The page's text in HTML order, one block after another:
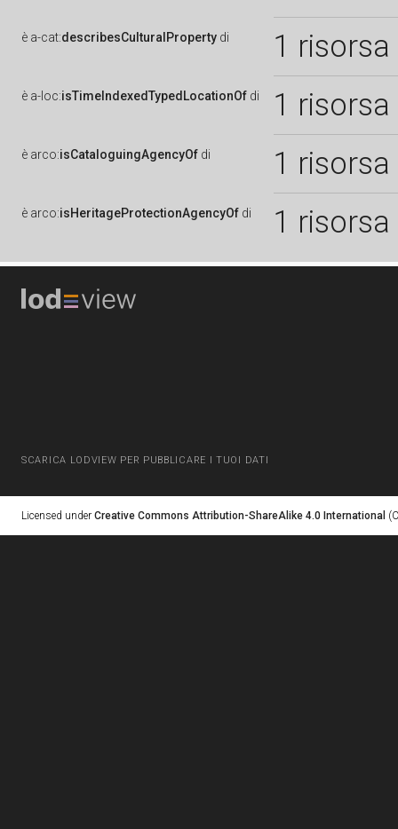
è a-cat:describesCulturalProperty di 1 risorsa
è a-loc:isTimeIndexedTypedLocationOf di 1 risorsa
è arco:isCataloguingAgencyOf di 1 risorsa
è arco:isHeritageProtectionAgencyOf di 1 risorsa
SCARICA LODVIEW PER PUBBLICARE I TUOI DATI
Licensed under Creative Commons Attribution-ShareAlike 4.0 International